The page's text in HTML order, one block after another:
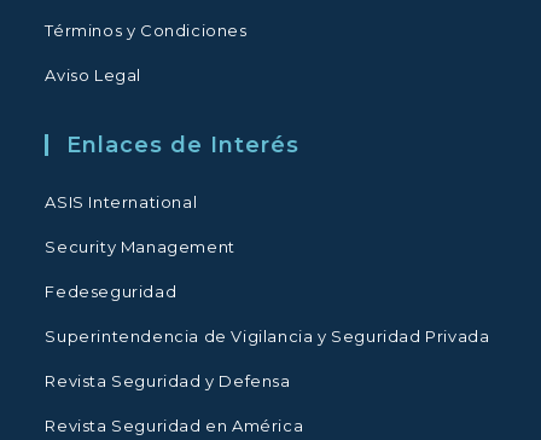
Términos y Condiciones
Aviso Legal
Enlaces de Interés
ASIS International
Security Management
Fedeseguridad
Superintendencia de Vigilancia y Seguridad Privada
Revista Seguridad y Defensa
Revista Seguridad en América